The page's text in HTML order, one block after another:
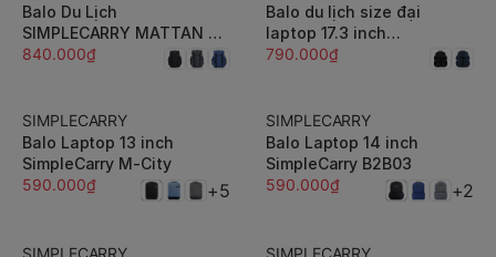
Balo Du Lịch
SIMPLECARRY MATTAN 6
Sức Chứa Lớn, Dày dặn,
840.000₫
Balo du lịch size đại
laptop 17.3 inch
SIMPLECARRY R-City 2 -
790.000₫
SIMPLECARRY
Balo Laptop 13 inch
SimpleCarry M-City
590.000₫
+5
SIMPLECARRY
Balo Laptop 14 inch
SimpleCarry B2B03
590.000₫
+2
SIMPLECARRY
SIMPLECARRY